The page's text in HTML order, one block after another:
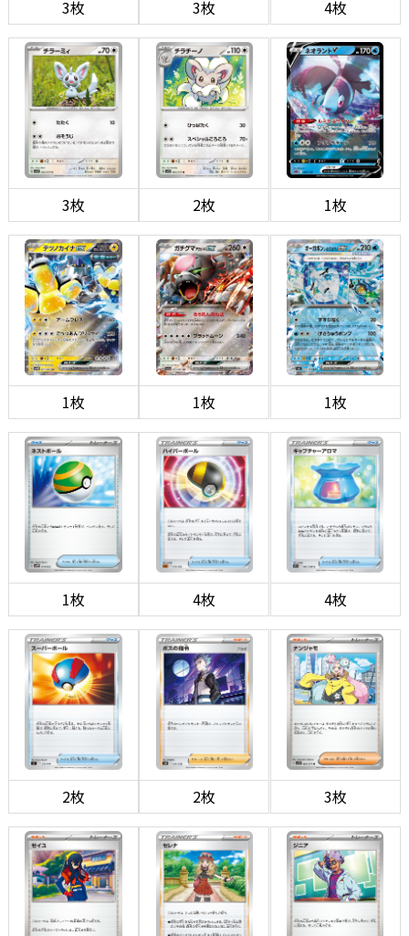
3枚 3枚 4枚
3枚 2枚 1枚
1枚 1枚 1枚
1枚 4枚 4枚
2枚 2枚 3枚